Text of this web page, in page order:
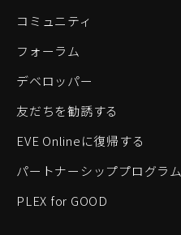
コミュニティ
フォーラム
デベロッパー
友だちを勧誘する
EVE Onlineに復帰する
パートナーシッププログラム
PLEX for GOOD